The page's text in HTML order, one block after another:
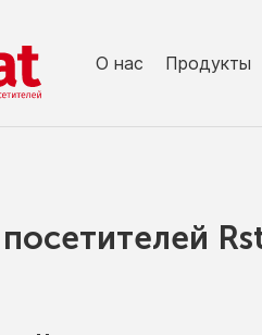
О нас Продукты